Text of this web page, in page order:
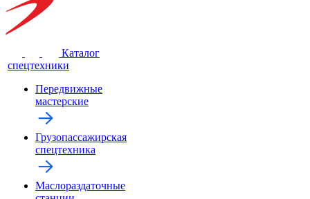
Каталог
спецтехники
Передвижные
мастерские
Грузопассажирская
спецтехника
Маслораздаточные